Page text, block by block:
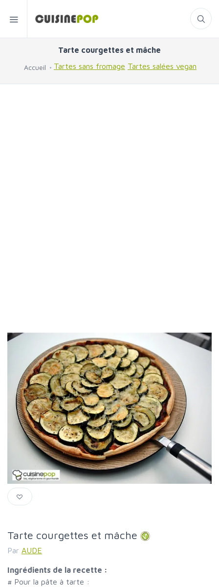
Tarte courgettes et mâche
Accueil Tartes sans fromage Tartes salées vegan
Tarte courgettes et mâche
Par AUDE
Ingrédients de la recette :
# Pour la pâte à tarte :